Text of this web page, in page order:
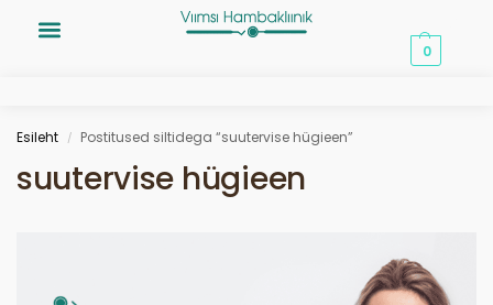
0
Esileht / Postitused siltidega “suutervise hügieen”
suutervise hügieen